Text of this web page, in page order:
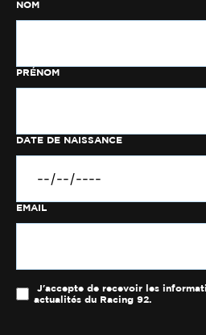
NOM
PRÉNOM
DATE DE NAISSANCE
EMAIL
J'accepte de recevoir les
actualités du Racing 92.